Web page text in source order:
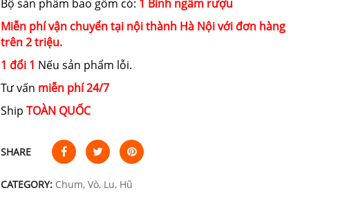
Bộ sản phẩm bao gồm có: 1 Bình ngâm rượu
Miễn phí vận chuyển tại nội thành Hà Nội với đơn hàng
trên 2 triệu.
1 đổi 1 Nếu sản phẩm lỗi.
Tư vấn miễn phí 24/7
Ship TOÀN QUỐC
SHARE
CATEGORY: Chum, Vò, Lu, Hũ